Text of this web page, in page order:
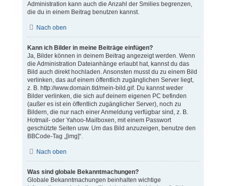
Administration kann auch die Anzahl der Smilies begrenzen,
die du in einem Beitrag benutzen kannst.
Nach oben
Kann ich Bilder in meine Beiträge einfügen?
Ja, Bilder können in deinem Beitrag angezeigt werden. Wenn
die Administration Dateianhänge erlaubt hat, kannst du das
Bild auch direkt hochladen. Ansonsten musst du zu einem Bild
verlinken, das auf einem öffentlich zugänglichen Server liegt,
z. B. http://www.domain.tld/mein-bild.gif. Du kannst weder
Bilder verlinken, die sich auf deinem eigenen PC befinden
(außer es ist ein öffentlich zugänglicher Server), noch zu
Bildern, die nur nach einer Anmeldung verfügbar sind, z. B.
Hotmail- oder Yahoo-Mailboxen, mit einem Passwort
geschützte Seiten usw. Um das Bild anzuzeigen, benutze den
BBCode-Tag „[img]“.
Nach oben
Was sind globale Bekanntmachungen?
Globale Bekanntmachungen beinhalten wichtige